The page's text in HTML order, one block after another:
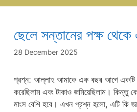
ছেলে সন্তানের পক্ষ
28 December 2025
প্রশ্ন: আল্লাহ আমাকে এক বছর আগে একটি
করেছিলাম এবং টাকাও জমিয়েছিলাম। কিন্তু
মাংস বেশি হবে। এখন প্রশ্ন হলো, এটি কি